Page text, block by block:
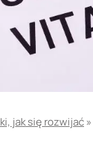
jak się rozwijać»